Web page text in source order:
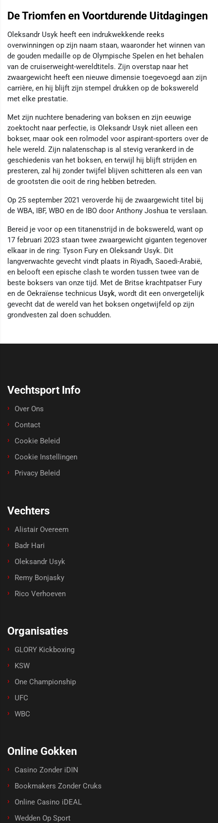
De Triomfen en Voortdurende Uitdagingen
Oleksandr Usyk heeft een indrukwekkende reeks
overwinningen op zijn naam staan, waaronder het winnen van
de gouden medaille op de Olympische Spelen en het behalen
van de cruiserweight-wereldtitels. Zijn overstap naar het
zwaargewicht heeft een nieuwe dimensie toegevoegd aan zijn
carrière, en hij blijft zijn stempel drukken op de bokswereld
met elke prestatie.
Met zijn nuchtere benadering van boksen en zijn eeuwige
zoektocht naar perfectie, is Oleksandr Usyk niet alleen een
bokser, maar ook een rolmodel voor aspirant-sporters over de
hele wereld. Zijn nalatenschap is al stevig verankerd in de
geschiedenis van het boksen, en terwijl hij blijft strijden en
presteren, zal hij zonder twijfel blijven schitteren als een van
de grootsten die ooit de ring hebben betreden.
Op 25 september 2021 veroverde hij de zwaargewicht titel bij
de WBA, IBF, WBO en de IBO door Anthony Joshua te verslaan.
Bereid je voor op een titanenstrijd in de bokswereld, want op
17 februari 2023 staan twee zwaargewicht giganten tegenover
elkaar in de ring: Tyson Fury en Oleksandr Usyk. Dit
langverwachte gevecht vindt plaats in Riyadh, Saoedi-Arabië,
en belooft een epische clash te worden tussen twee van de
beste boksers van onze tijd. Met de Britse krachtpatser Fury
en de Oekraïense technicus Usyk, wordt dit een onvergetelijk
gevecht dat de wereld van het boksen ongetwijfeld op zijn
grondvesten zal doen schudden.
Vechtsport Info
Over Ons
Contact
Cookie Beleid
Cookie Instellingen
Privacy Beleid
Vechters
Alistair Overeem
Badr Hari
Oleksandr Usyk
Remy Bonjasky
Rico Verhoeven
Organisaties
GLORY Kickboxing
KSW
One Championship
UFC
WBC
Online Gokken
Casino Zonder iDIN
Bookmakers Zonder Cruks
Online Casino iDEAL
Wedden Op Sport